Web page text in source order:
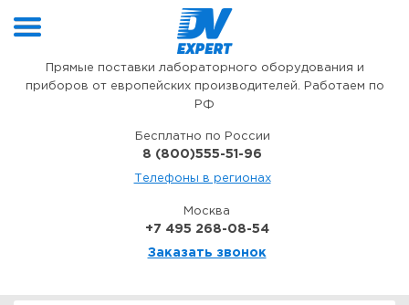
Прямые поставки лабораторного оборудования и
приборов от европейских производителей. Работаем по
РФ
Бесплатно по России
8 (800)555-51-96
Телефоны в регионах
Москва
+7 495 268-08-54
Заказать звонок